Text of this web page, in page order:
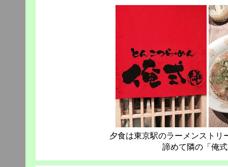
夕食は東京駅のラーメンストリ
諦めて隣の「俺